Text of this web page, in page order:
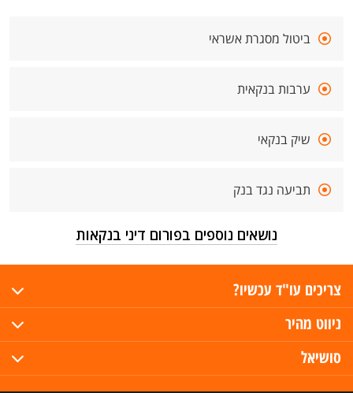
ביטול מסגרת אשראי
ערבות בנקאית
שיק בנקאי
תביעה נגד בנק
נושאים נוספים בפורום דיני בנקאות
צריכים עו"ד עכשיו?
ניווט מהיר
סושיאל